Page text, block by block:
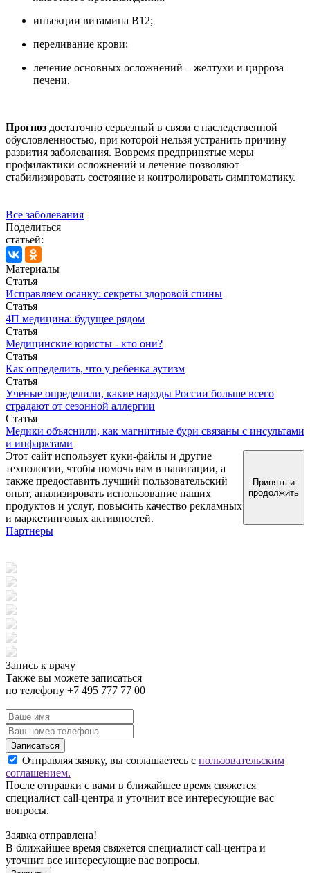
инъекции витамина B12;
переливание крови;
лечение основных осложнений – желтухи и цирроза
печени.
Прогноз достаточно серьезный в связи с наследственной
обусловленностью, при которой нельзя устранить причину
развития заболевания. Вовремя предпринятые меры
профилактики осложнений и лечение позволяют
стабилизировать состояние и контролировать симптоматику.
Все заболевания
Поделиться
статьей:
Материалы
Статья
Исправляем осанку: секреты здоровой спины
Статья
4П медицина: будущее рядом
Статья
Медицинские юристы - кто они?
Статья
Как определить, что у ребенка аутизм
Статья
Ученые определили, какие народы России больше всего
страдают от сезонной аллергии
Статья
Медики объяснили, как магнитные бури связаны с инсультами
и инфарктами
Этот сайт использует куки-файлы и другие
технологии, чтобы помочь вам в навигации, а
также предоставить лучший пользовательский
опыт, анализировать использование наших
продуктов и услуг, повысить качество рекламных
и маркетинговых активностей.
Принять и
продолжить
Партнеры
Запись к врачу
Также вы можете записаться
по телефону +7 495 777 77 00
Записаться
Отправляя заявку, вы соглашаетесь с пользовательским
соглашением.
После отправки с вами в ближайшее время свяжется
специалист call-центра и уточнит все интересующие вас
вопросы.
Заявка отправлена!
В ближайшее время свяжется специалист call-центра и
уточнит все интересующие вас вопросы.